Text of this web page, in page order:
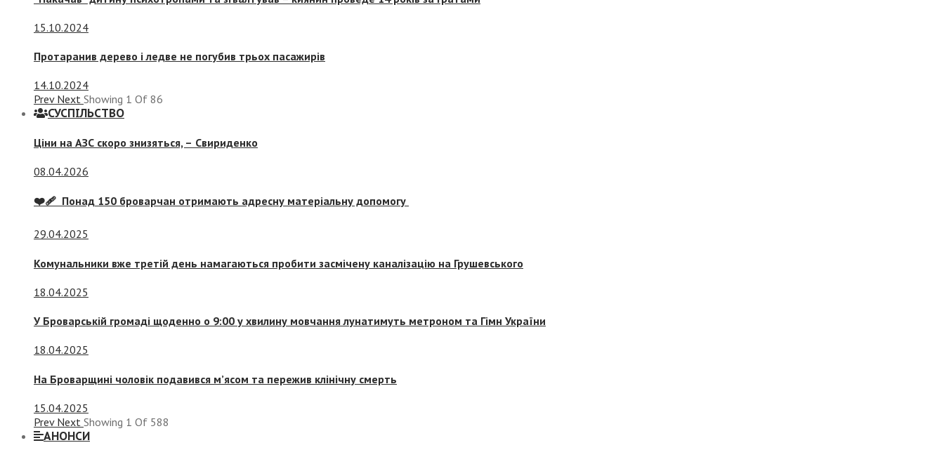
15.10.2024
Протаранив дерево і ледве не погубив трьох пасажирів
14.10.2024
Prev Next Showing 1 Of 86
СУСПIЛЬСТВО
Ціни на АЗС скоро знизяться, – Свириденко
08.04.2026
❤️‍🩹 Понад 150 броварчан отримають адресну матеріальну допомогу
29.04.2025
Комунальники вже третій день намагаються пробити засмічену каналізацію на Грушевського
18.04.2025
У Броварській громаді щоденно о 9:00 у хвилину мовчання лунатимуть метроном та Гімн України
18.04.2025
На Броварщині чоловік подавився м’ясом та пережив клінічну смерть
15.04.2025
Prev Next Showing 1 Of 588
АНОНСИ